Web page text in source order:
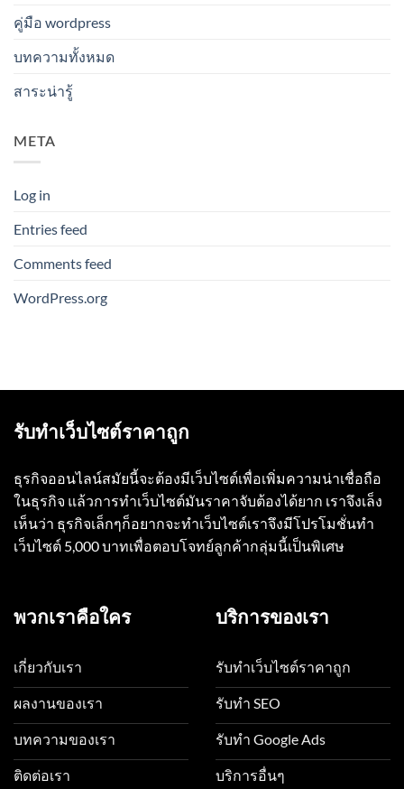
คู่มือ wordpress
บทความทั้งหมด
สาระน่ารู้
META
Log in
Entries feed
Comments feed
WordPress.org
รับทำเว็บไซต์ราคาถูก
ธุรกิจออนไลน์สมัยนี้จะต้องมีเว็บไซต์เพื่อเพิ่มความน่าเชื่อถือ
ในธุรกิจ แล้วการทำเว็บไซต์มันราคาจับต้องได้ยาก เราจึงเล็ง
เห็นว่า ธุรกิจเล็กๆก็อยากจะทำเว็บไซต์เราจึงมีโปรโมชั่นทำ
เว็บไซต์ 5,000 บาทเพื่อตอบโจทย์ลูกค้ากลุ่มนี้เป็นพิเศษ
พวกเราคือใคร
เกี่ยวกับเรา
ผลงานของเรา
บทความของเรา
ติดต่อเรา
บริการของเรา
รับทำเว็บไซต์ราคาถูก
รับทำ SEO
รับทำ Google Ads
บริการอื่นๆ